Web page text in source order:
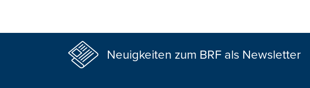
Neuigkeiten zum BRF als Newsletter